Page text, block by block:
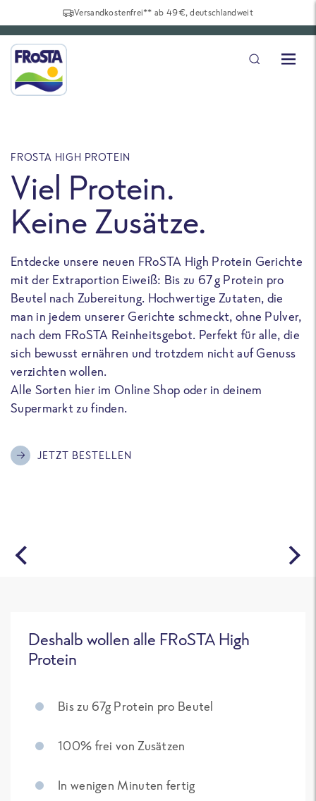
Versandkostenfrei** ab 49€, deutschlandweit
FROSTA HIGH PROTEIN
Viel Protein.
Keine Zusätze.
Entdecke unsere neuen FRoSTA High Protein Gerichte
mit der Extraportion Eiweiß: Bis zu 67 g Protein pro
Beutel nach Zubereitung. Hochwertige Zutaten, die
man in jedem unserer Gerichte schmeckt, ohne Pulver,
nach dem FRoSTA Reinheitsgebot. Perfekt für alle, die
sich bewusst ernähren und trotzdem nicht auf Genuss
verzichten wollen.
Alle Sorten hier im Online Shop oder in deinem
Supermarkt zu finden.
JETZT BESTELLEN
Deshalb wollen alle FRoSTA High
Protein
Bis zu 67g Protein pro Beutel
100% frei von Zusätzen
In wenigen Minuten fertig